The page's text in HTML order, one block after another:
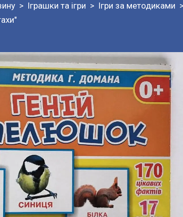
Іграшки та ігри Ігри за методиками